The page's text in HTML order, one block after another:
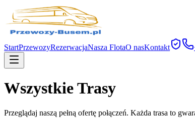
StartPrzewozyRezerwacjaNasza FlotaO nasKontakt
Wszystkie Trasy
Przeglądaj naszą pełną ofertę połączeń. Każda trasa to